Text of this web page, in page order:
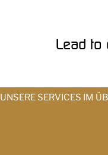
Lead to
UNSERE SERVICES IM